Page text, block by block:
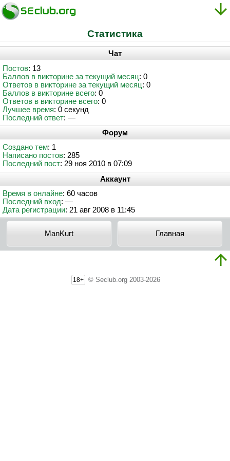
Статистика
Чат
Постов: 13
Баллов в викторине за текущий месяц: 0
Ответов в викторине за текущий месяц: 0
Баллов в викторине всего: 0
Ответов в викторине всего: 0
Лучшее время: 0 секунд
Последний ответ: —
Форум
Создано тем: 1
Написано постов: 285
Последний пост: 29 ноя 2010 в 07:09
Аккаунт
Время в онлайне: 60 часов
Последний вход: —
Дата регистрации: 21 авг 2008 в 11:45
ManKurt Главная
18+ © Seclub.org 2003-2026